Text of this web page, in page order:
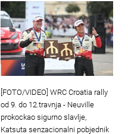
[FOTO/VIDEO] WRC Croatia rally
od 9. do 12.travnja - Neuville
prokockao sigurno slavlje,
Katsuta senzacionalni pobjednik